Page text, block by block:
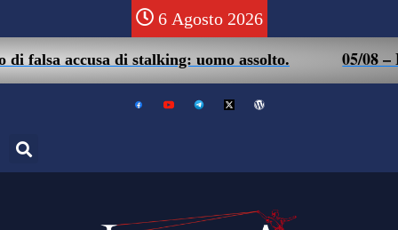
6 Agosto 2026
di stalking: uomo assolto. 05/08 – Friuli.